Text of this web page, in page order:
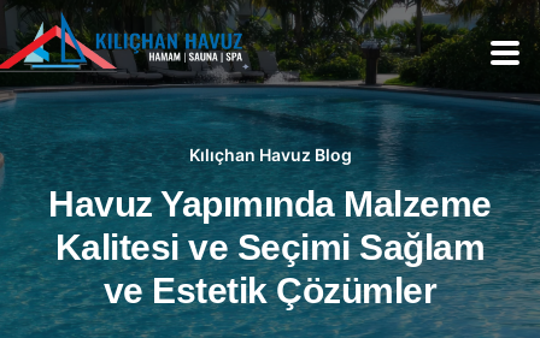
Kılıçhan Havuz Blog
Havuz Yapımında Malzeme
Kalitesi ve Seçimi Sağlam
ve Estetik Çözümler